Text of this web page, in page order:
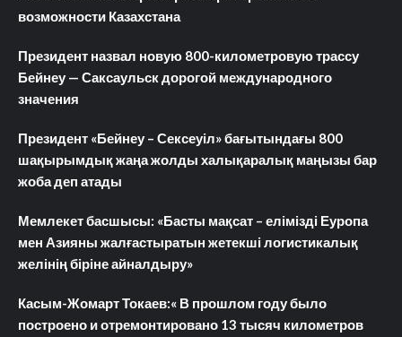
возможности Казахстана
Президент назвал новую 800-километровую трассу
Бейнеу — Саксаульск дорогой международного
значения
Президент «Бейнеу – Сексеуіл» бағытындағы 800
шақырымдық жаңа жолды халықаралық маңызы бар
жоба деп атады
Мемлекет басшысы: «Басты мақсат – елімізді Еуропа
мен Азияны жалғастыратын жетекші логистикалық
желінің біріне айналдыру»
Касым-Жомарт Токаев:« В прошлом году было
построено и отремонтировано 13 тысяч километров